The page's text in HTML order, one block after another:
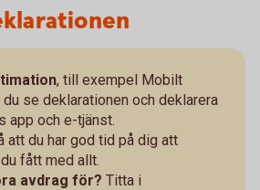
, till exempel Mobilt
du se deklarationen och deklarera
app och e-tjänst.
att du har god tid på dig att
fått med allt.
avdrag för? Titta i